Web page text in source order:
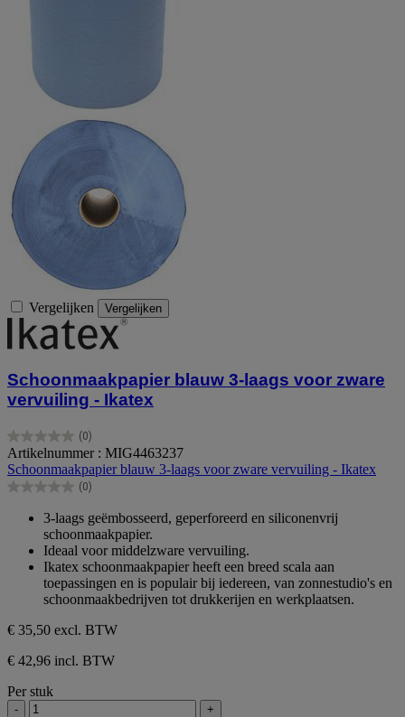
Vergelijken Vergelijken
Schoonmaakpapier blauw 3-laags voor zware
vervuiling - Ikatex
(0)
0.0
van
de
5
Artikelnummer : MIG4463237
Schoonmaakpapier blauw 3-laags voor zware vervuiling - Ikatex
(0)
0.0
sterren.
3-laags geëmbosseerd, geperforeerd en siliconenvrij
schoonmaakpapier.
Ideaal voor middelzware vervuiling.
Ikatex schoonmaakpapier heeft een breed scala aan
toepassingen en is populair bij iedereen, van zonnestudio's en
schoonmaakbedrijven tot drukkerijen en werkplaatsen.
€ 35,50 excl. BTW
€ 42,96 incl. BTW
Per stuk
- +